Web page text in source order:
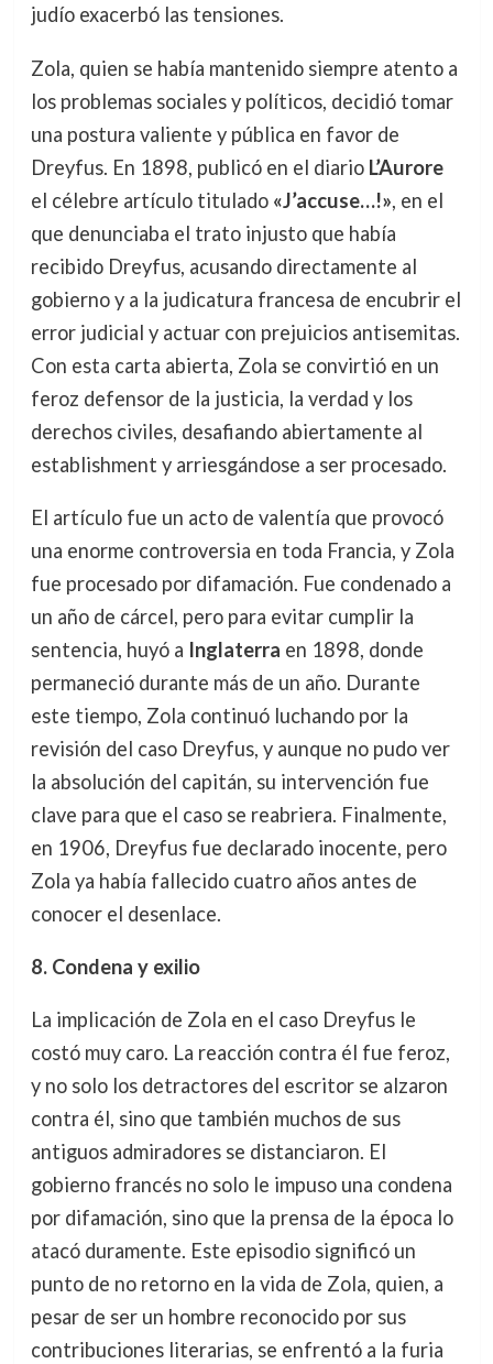
judío exacerbó las tensiones.
Zola, quien se había mantenido siempre atento a
los problemas sociales y políticos, decidió tomar
una postura valiente y pública en favor de
Dreyfus. En 1898, publicó en el diario L’Aurore
el célebre artículo titulado «J’accuse…!», en el
que denunciaba el trato injusto que había
recibido Dreyfus, acusando directamente al
gobierno y a la judicatura francesa de encubrir el
error judicial y actuar con prejuicios antisemitas.
Con esta carta abierta, Zola se convirtió en un
feroz defensor de la justicia, la verdad y los
derechos civiles, desafiando abiertamente al
establishment y arriesgándose a ser procesado.
El artículo fue un acto de valentía que provocó
una enorme controversia en toda Francia, y Zola
fue procesado por difamación. Fue condenado a
un año de cárcel, pero para evitar cumplir la
sentencia, huyó a Inglaterra en 1898, donde
permaneció durante más de un año. Durante
este tiempo, Zola continuó luchando por la
revisión del caso Dreyfus, y aunque no pudo ver
la absolución del capitán, su intervención fue
clave para que el caso se reabriera. Finalmente,
en 1906, Dreyfus fue declarado inocente, pero
Zola ya había fallecido cuatro años antes de
conocer el desenlace.
8. Condena y exilio
La implicación de Zola en el caso Dreyfus le
costó muy caro. La reacción contra él fue feroz,
y no solo los detractores del escritor se alzaron
contra él, sino que también muchos de sus
antiguos admiradores se distanciaron. El
gobierno francés no solo le impuso una condena
por difamación, sino que la prensa de la época lo
atacó duramente. Este episodio significó un
punto de no retorno en la vida de Zola, quien, a
pesar de ser un hombre reconocido por sus
contribuciones literarias, se enfrentó a la furia